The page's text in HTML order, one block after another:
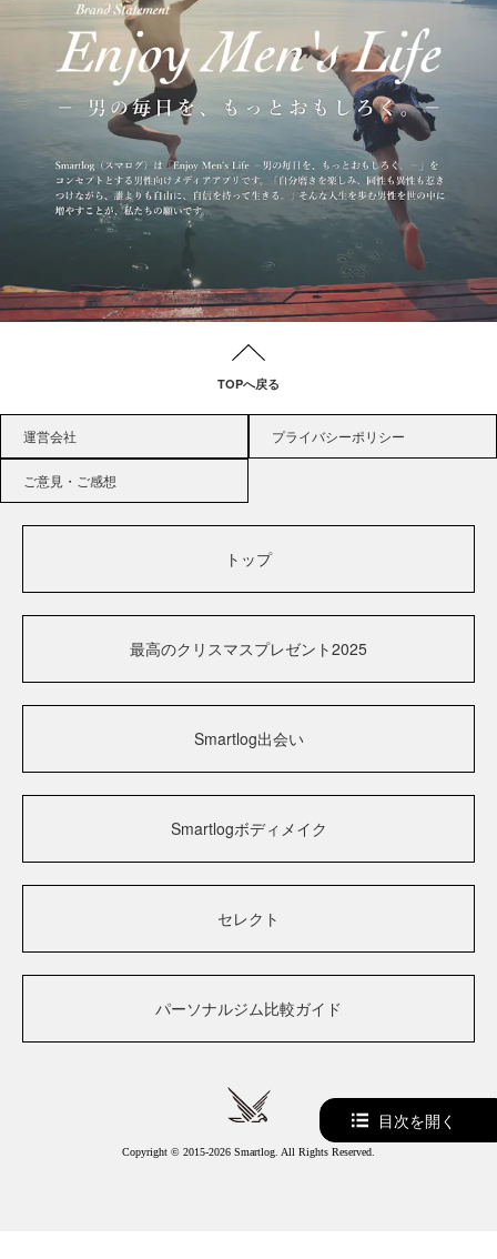
TOPへ戻る
運営会社 プライバシーポリシー
ご意見・ご感想
トップ
最高のクリスマスプレゼント2025
Smartlog出会い
Smartlogボディメイク
セレクト
パーソナルジム比較ガイド
Copyright © 2015-2026 Smartlog. All Rights Reserved.
目次を開く